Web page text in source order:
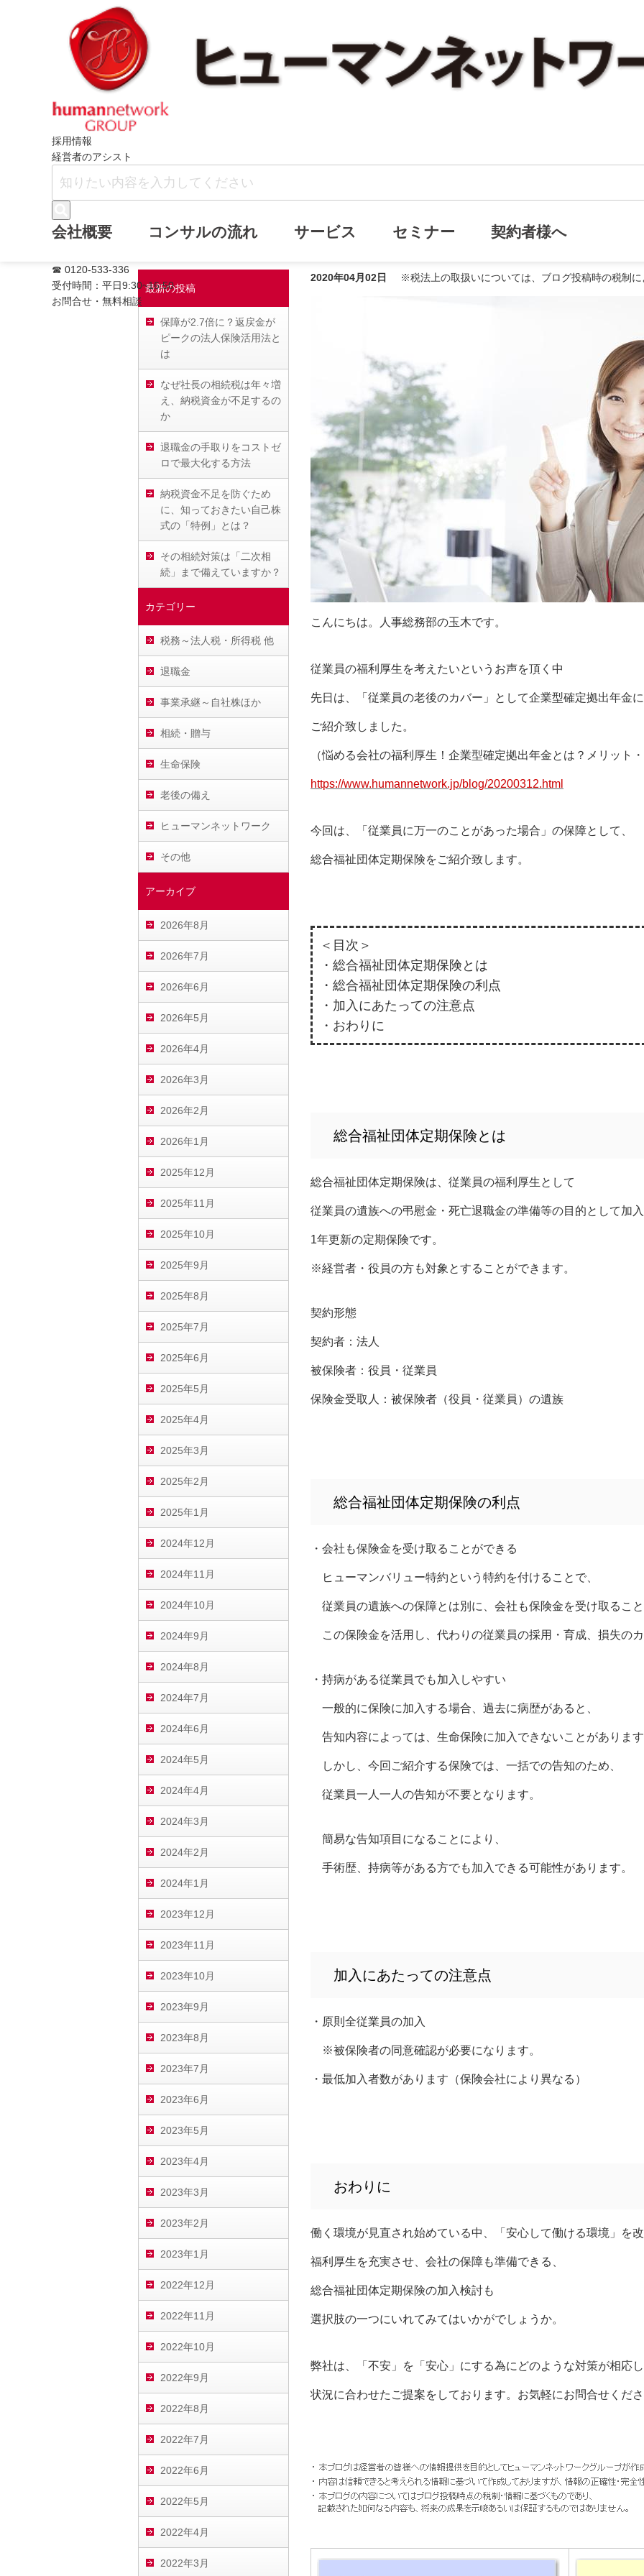
採用情報
経営者のアシスト
会社概要 コンサルの流れ サービス セミナー 契約者様へ
☎ 0120-533-336
受付時間：平日9:30~16:50
お問合せ・無料相談
最新の投稿
保障が2.7倍に？返戻金が
ピークの法人保険活用法と
は
なぜ社長の相続税は年々増
え、納税資金が不足するの
か
退職金の手取りをコストゼ
ロで最大化する方法
納税資金不足を防ぐため
に、知っておきたい自己株
式の「特例」とは？
その相続対策は「二次相
続」まで備えていますか？
カテゴリー
税務～法人税・所得税 他
退職金
事業承継～自社株ほか
相続・贈与
生命保険
老後の備え
ヒューマンネットワーク
その他
アーカイブ
2026年8月
2026年7月
2026年6月
2026年5月
2026年4月
2026年3月
2026年2月
2026年1月
2025年12月
2025年11月
2025年10月
2025年9月
2025年8月
2025年7月
2025年6月
2025年5月
2025年4月
2025年3月
2025年2月
2025年1月
2024年12月
2024年11月
2024年10月
2024年9月
2024年8月
2024年7月
2024年6月
2024年5月
2024年4月
2024年3月
2024年2月
2024年1月
2023年12月
2023年11月
2023年10月
2023年9月
2023年8月
2023年7月
2023年6月
2023年5月
2023年4月
2023年3月
2023年2月
2023年1月
2022年12月
2022年11月
2022年10月
2022年9月
2022年8月
2022年7月
2022年6月
2022年5月
2022年4月
2022年3月
2020年04月02日 ※税法上の取扱いについては、ブログ投稿時の税制
こんにちは。人事総務部の玉木です。
従業員の福利厚生を考えたいというお声を頂く中
先日は、「従業員の老後のカバー」として企業型確定拠出年金
ご紹介致しました。
（悩める会社の福利厚生！企業型確定拠出年金とは？メリット
https://www.humannetwork.jp/blog/20200312.html
今回は、「従業員に万一のことがあった場合」の保障として、
総合福祉団体定期保険をご紹介致します。
＜目次＞
・総合福祉団体定期保険とは
・総合福祉団体定期保険の利点
・加入にあたっての注意点
・おわりに
総合福祉団体定期保険とは
総合福祉団体定期保険は、従業員の福利厚生として
従業員の遺族への弔慰金・死亡退職金の準備等の目的として加
1年更新の定期保険です。
※経営者・役員の方も対象とすることができます。
契約形態
契約者：法人
被保険者：役員・従業員
保険金受取人：被保険者（役員・従業員）の遺族
総合福祉団体定期保険の利点
・会社も保険金を受け取ることができる
ヒューマンバリュー特約という特約を付けることで、
従業員の遺族への保障とは別に、会社も保険金を受け取るこ
この保険金を活用し、代わりの従業員の採用・育成、損失の
・持病がある従業員でも加入しやすい
一般的に保険に加入する場合、過去に病歴があると、
告知内容によっては、生命保険に加入できないことがありま
しかし、今回ご紹介する保険では、一括での告知のため、
従業員一人一人の告知が不要となります。
簡易な告知項目になることにより、
手術歴、持病等がある方でも加入できる可能性があります。
加入にあたっての注意点
・原則全従業員の加入
※被保険者の同意確認が必要になります。
・最低加入者数があります（保険会社により異なる）
おわりに
働く環境が見直され始めている中、「安心して働ける環境」を
福利厚生を充実させ、会社の保障も準備できる、
総合福祉団体定期保険の加入検討も
選択肢の一つにいれてみてはいかがでしょうか。
弊社は、「不安」を「安心」にする為にどのような対策が相応
状況に合わせたご提案をしております。お気軽にお問合せくだ